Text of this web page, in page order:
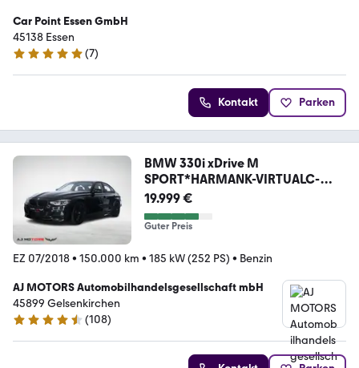
Car Point Essen GmbH
45138 Essen
5 Sterne
(7)
Kontakt Parken
BMW 330i xDrive M
SPORT*HARMANK-VIRTUALC-
CARPLAY-LED
19.999 €
Guter Preis
EZ 07/2018• 150.000 km • 185 kW (252 PS) • Benzin
AJ MOTORS Automobilhandelsgesellschaft mbH
45899 Gelsenkirchen
4.7 Sterne
(108)